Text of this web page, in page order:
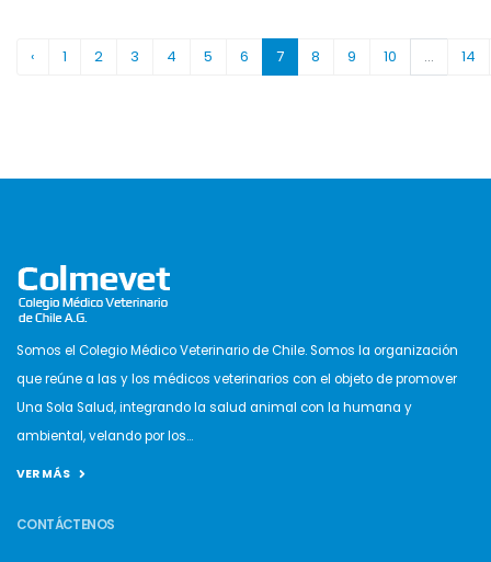
‹ 1 2 3 4 5 6 7 8 9 10 ... 14
Somos el Colegio Médico Veterinario de Chile. Somos la organización
que reúne a las y los médicos veterinarios con el objeto de promover
Una Sola Salud, integrando la salud animal con la humana y
ambiental, velando por los...
VER MÁS
CONTÁCTENOS